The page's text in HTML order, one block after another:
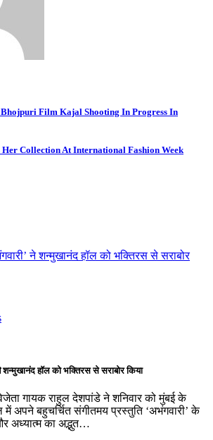
Film Kajal Shooting In Progress In
Her Collection At International Fashion Week
शन्मुखानंद हॉल को भक्तिरस से सराबोर किया
गायक राहुल देशपांडे ने शनिवार को मुंबई के
में अपने बहुचर्चित संगीतमय प्रस्तुति ‘अभंगवारी’ के
अध्यात्म का अद्भुत…